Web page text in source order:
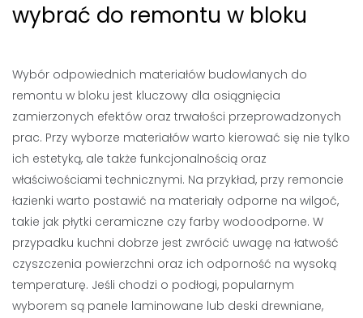
wybrać do remontu w bloku
Wybór odpowiednich materiałów budowlanych do
remontu w bloku jest kluczowy dla osiągnięcia
zamierzonych efektów oraz trwałości przeprowadzonych
prac. Przy wyborze materiałów warto kierować się nie tylko
ich estetyką, ale także funkcjonalnością oraz
właściwościami technicznymi. Na przykład, przy remoncie
łazienki warto postawić na materiały odporne na wilgoć,
takie jak płytki ceramiczne czy farby wodoodporne. W
przypadku kuchni dobrze jest zwrócić uwagę na łatwość
czyszczenia powierzchni oraz ich odporność na wysoką
temperaturę. Jeśli chodzi o podłogi, popularnym
wyborem są panele laminowane lub deski drewniane,